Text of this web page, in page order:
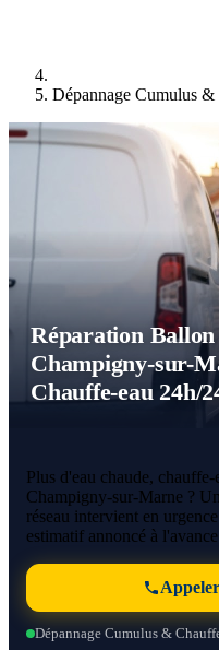
Dépannage Cumulus
Réparation
Champigny-sur-
Chauffe-eau 24h/
Plus d'eau chaude,
Champigny-sur-Marne ?
réseau intervient en
estimatif annoncé à
Dépannage Cumulus &